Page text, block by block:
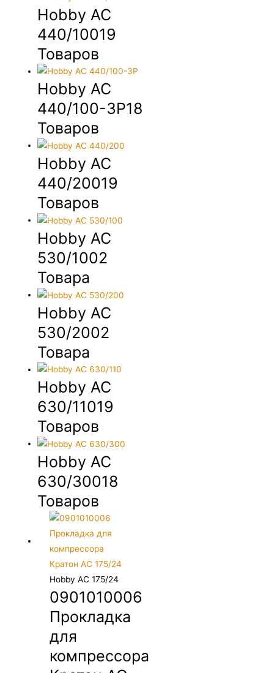
Hobby AC
440/10019
Товаров
Hobby AC
440/100-3P18
Товаров
Hobby AC
440/20019
Товаров
Hobby AC
530/1002
Товара
Hobby AC
530/2002
Товара
Hobby AC
630/11019
Товаров
Hobby AC
630/30018
Товаров
Hobby AC 175/24
0901010006
Прокладка
для
компрессора